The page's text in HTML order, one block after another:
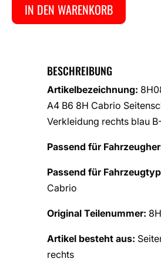
IN DEN WARENKORB
BESCHREIBUNG
Artikelbezeichnung:
A4 B6 8H Cabrio
Verkleidung rechts blau
Passend für
Passend für
Cabrio
Original Teilenummer:
Artikel besteht aus:
rechts